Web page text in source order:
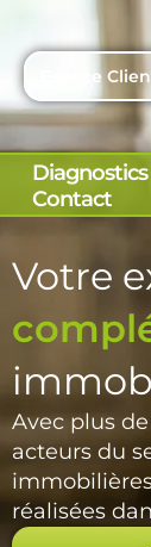
contenuEspace
Contact
Votre
Avec plus de
acteurs du
réalisées